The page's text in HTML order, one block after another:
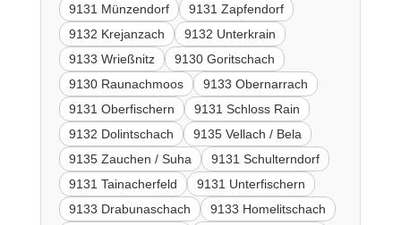
9131 Münzendorf
9131 Zapfendorf
9132 Krejanzach
9132 Unterkrain
9133 Wrießnitz
9130 Goritschach
9130 Raunachmoos
9133 Obernarrach
9131 Oberfischern
9131 Schloss Rain
9132 Dolintschach
9135 Vellach / Bela
9135 Zauchen / Suha
9131 Schulterndorf
9131 Tainacherfeld
9131 Unterfischern
9133 Drabunaschach
9133 Homelitschach